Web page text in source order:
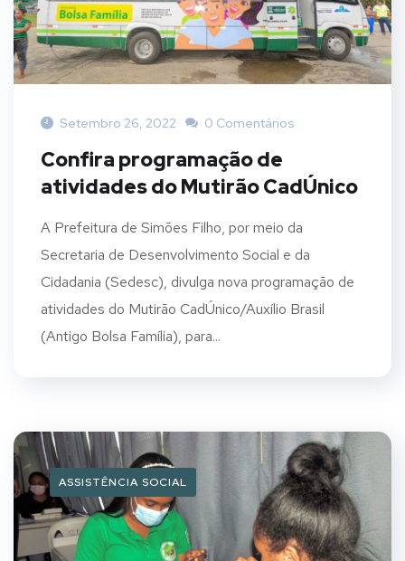
Setembro 26, 2022 0 Comentários
Confira programação de
atividades do Mutirão CadÚnico
A Prefeitura de Simões Filho, por meio da
Secretaria de Desenvolvimento Social e da
Cidadania (Sedesc), divulga nova programação de
atividades do Mutirão CadÚnico/Auxílio Brasil
(Antigo Bolsa Família), para...
ASSISTÊNCIA SOCIAL